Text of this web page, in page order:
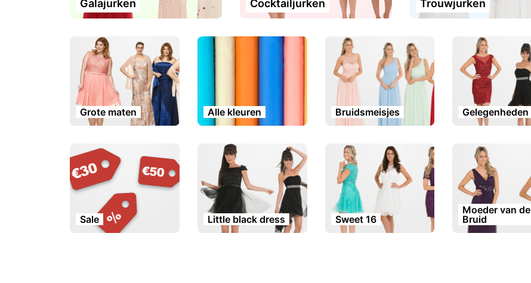
Galajurken Cocktailjurken Trouwjurken
Grote maten Alle kleuren Bruidsmeisjes Gelegenheden
Sale Little black dress Sweet 16
Moeder van de
Bruid